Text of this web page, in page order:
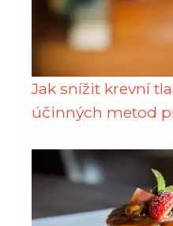
Jak snížit krevní
účinných metod